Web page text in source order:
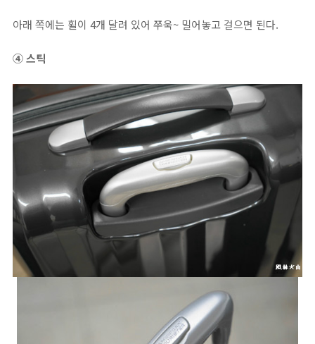
아래 쪽에는 휠이 4개 달려 있어 쭈욱~ 밀어놓고 걸으면 된다.
④ 스틱